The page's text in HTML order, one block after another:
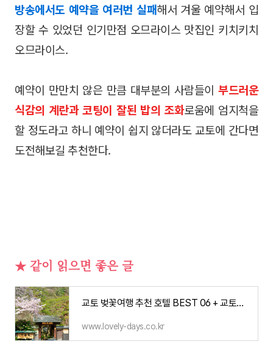
방송에서도 예약을 여러번 실패해서 겨울 예약해서 입
장할 수 있었던 인기만점 오므라이스 맛집인 키치키치
오므라이스.
예약이 만만치 않은 만큼 대부분의 사람들이 부드러운
식감의 계란과 코팅이 잘된 밥의 조화로움에 엄지척을
할 정도라고 하니 예약이 쉽지 않더라도 교토에 간다면
도전해보길 추천한다.
★ 같이 읽으면 좋은 글
교토 벚꽃여행 추천 호텔 BEST 06 + 교토여행 추천 투어
www.lovely-days.co.kr